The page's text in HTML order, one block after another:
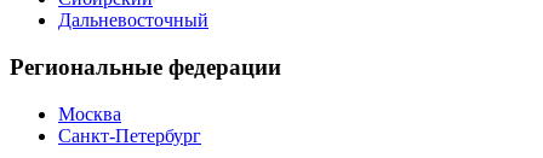
Дальневосточный
Региональные федерации
Москва
Санкт-Петербург